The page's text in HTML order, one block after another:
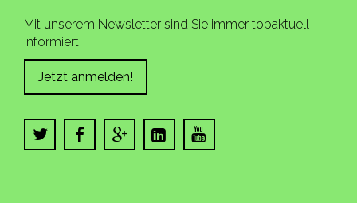
Mit unserem Newsletter sind Sie immer topaktuell
informiert.
Jetzt anmelden!